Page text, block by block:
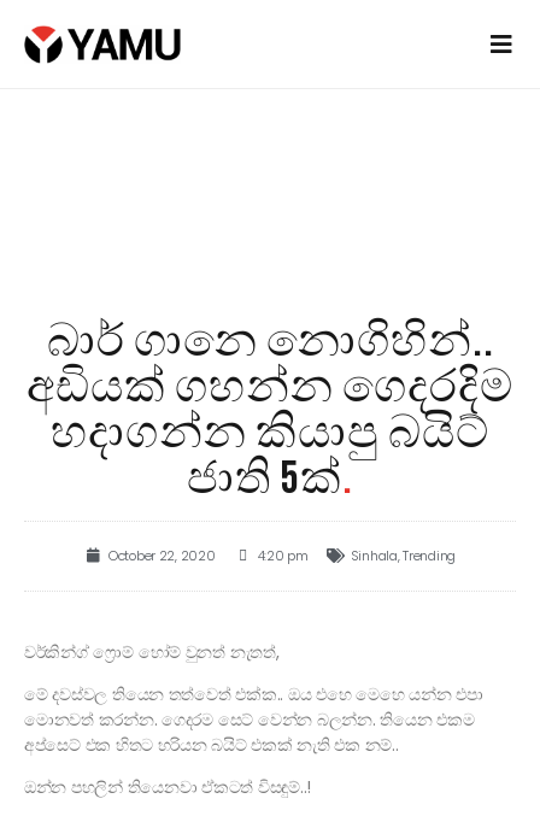
බාර් ගානෙ නොගිහින්..
අඩියක් ගහන්න ගෙදරදිම
හදාගන්න කියාපු බයිට්
ජාති 5ක්.
October 22, 2020 4:20 pm Sinhala,Trending
වර්කින්ග් ෆ්‍රොම් හෝම් වුනත් නැතත්,
මේ දවස්වල තියෙන තත්වෙත් එක්ක.. ඔය එහෙ මෙහෙ යන්න එපා
මොනවත් කරන්න. ගෙදරම සෙට් වෙන්න බලන්න. තියෙන එකම
අප්සෙට් එක හිතට හරියන බයිට් එකක් නැති එක නම්..
ඔන්න පහලින් තියෙනවා ඒකටත් විසඳුම්..!